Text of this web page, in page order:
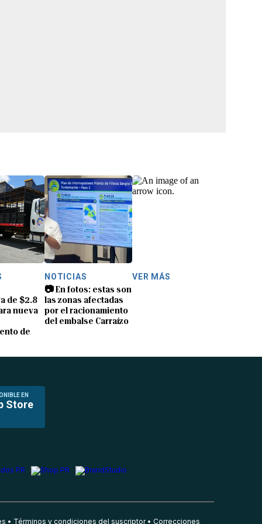
de $2.8
nueva
de
NOTICIAS
📷 En fotos: estas son
las zonas afectadas
por el racionamiento
del embalse Carraízo
VER MÁS
EN
Store
Términos y condiciones del suscriptor Correcciones